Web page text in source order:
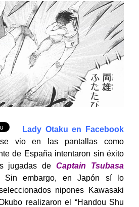
Lady Otaku en Facebook
vio en las pantallas como
de España intentaron sin éxito
jugadas deCaptain Tsubasa
Sin embargo, en Japón sí lo
nipones Kawasaki
realizaron el “Handou Shu